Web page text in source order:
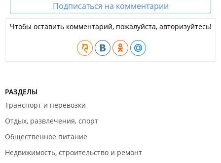
Подписаться на комментарии
Чтобы оставить комментарий, пожалуйста, авторизуйтесь!
РАЗДЕЛЫ
Транспорт и перевозки
Отдых, развлечения, спорт
Общественное питание
Недвижимость, строительство и ремонт